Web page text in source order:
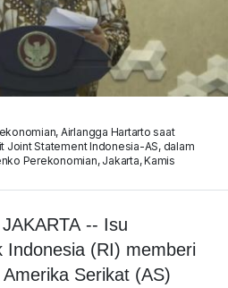
Airlangga Hartarto saat
Joint Statement Indonesia-AS, dalam
Perekonomian, Jakarta, Kamis
-- Isu
Indonesia (RI) memberi
Serikat (AS)